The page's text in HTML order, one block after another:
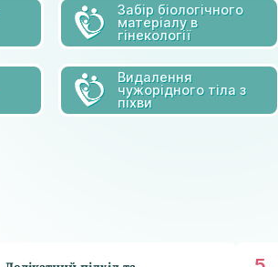
Забір біологічного
матеріалу в
гінекології
Видалення
чужорідного тіла з
піхви